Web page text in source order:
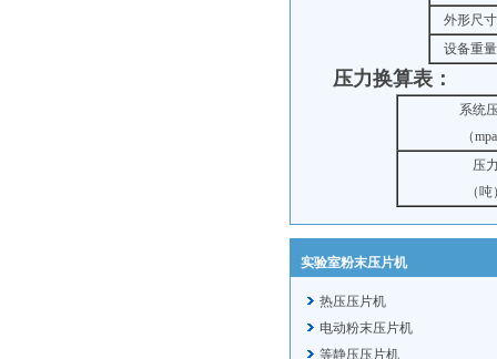
外形尺寸
设备重量
压力换算表：
系统
（
压
（吨
实验室粉末压片机
热压压片机
电动粉末压片机
等静压压片机